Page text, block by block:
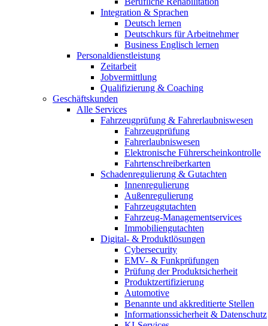
Integration & Sprachen
Deutsch lernen
Deutschkurs für Arbeitnehmer
Business Englisch lernen
Personaldienstleistung
Zeitarbeit
Jobvermittlung
Qualifizierung & Coaching
Geschäftskunden
Alle Services
Fahrzeugprüfung & Fahrerlaubniswesen
Fahrzeugprüfung
Fahrerlaubniswesen
Elektronische Führerscheinkontrolle
Fahrtenschreiberkarten
Schadenregulierung & Gutachten
Innenregulierung
Außenregulierung
Fahrzeuggutachten
Fahrzeug-Managementservices
Immobiliengutachten
Digital- & Produktlösungen
Cybersecurity
EMV- & Funkprüfungen
Prüfung der Produktsicherheit
Produktzertifizierung
Automotive
Benannte und akkreditierte Stellen
Informationssicherheit & Datenschutz